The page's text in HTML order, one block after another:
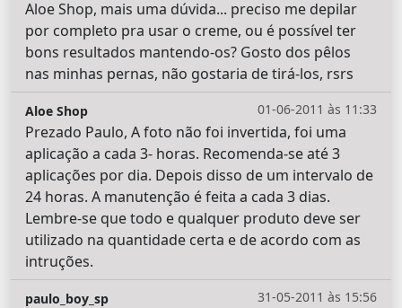
Aloe Shop, mais uma dúvida... preciso me depilar
por completo pra usar o creme, ou é possível ter
bons resultados mantendo-os? Gosto dos pêlos
nas minhas pernas, não gostaria de tirá-los, rsrs
01-06-2011 às 11:33
Aloe Shop
Prezado Paulo, A foto não foi invertida, foi uma
aplicação a cada 3- horas. Recomenda-se até 3
aplicações por dia. Depois disso de um intervalo de
24 horas. A manutenção é feita a cada 3 dias.
Lembre-se que todo e qualquer produto deve ser
utilizado na quantidade certa e de acordo com as
intruções.
31-05-2011 às 15:56
paulo_boy_sp